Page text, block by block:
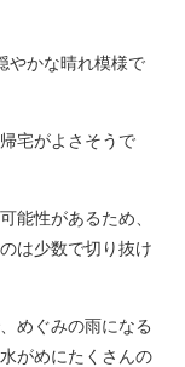
やかな晴れ模様で
宅がよさそうで
能性があるため、
は少数で切り抜け
めぐみの雨になる
がめにたくさんの